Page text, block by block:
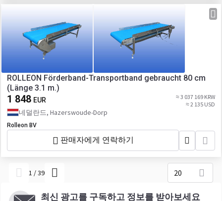
ROLLEON Förderband-Transportband gebraucht 80 cm
(Länge 3.1 m.)
1 848 EUR
≈ 3 037 169 KRW
≈ 2 135 USD
네덜란드, Hazerswoude-Dorp
Rolleon BV
판매자에게 연락하기
1 /39 20
최신 광고를 구독하고 정보를 받아보세요